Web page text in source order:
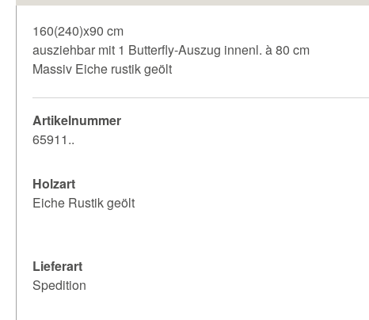
160(240)x90 cm
ausziehbar mit 1 Butterfly-Auszug innenl. à 80 cm
Massiv Eiche rustik geölt
Artikelnummer
65911..
Holzart
Eiche Rustik geölt
Lieferart
Spedition